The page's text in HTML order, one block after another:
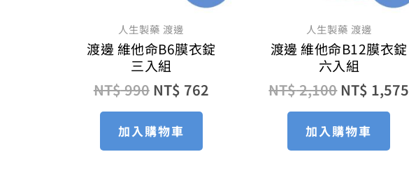
人生製藥 渡邊
渡邊 維他命B6膜衣錠
三入組
NT$990 NT$ 762
加入購物車
人生製藥 渡邊
渡邊 維他命B12膜衣錠
六入組
NT$2,100 NT$ 1,575
加入購物車